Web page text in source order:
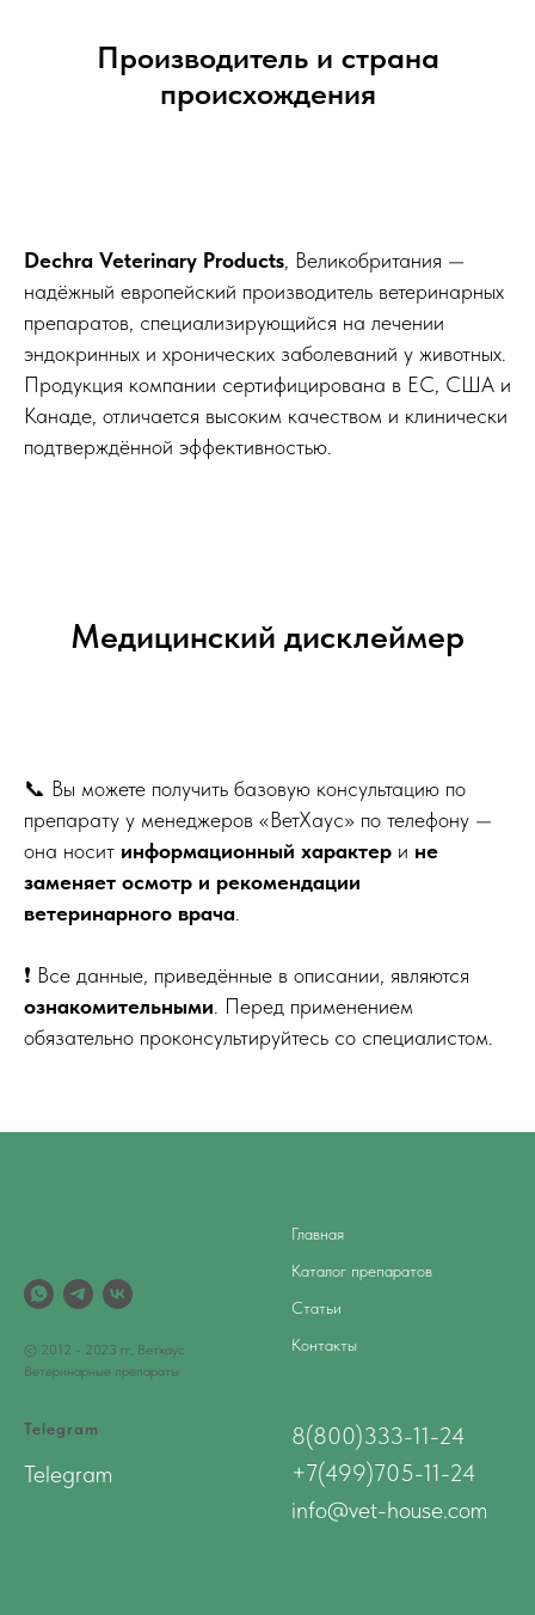
Производитель и страна
происхождения
Dechra Veterinary Products, Великобритания —
надёжный европейский производитель ветеринарных
препаратов, специализирующийся на лечении
эндокринных и хронических заболеваний у животных.
Продукция компании сертифицирована в ЕС, США и
Канаде, отличается высоким качеством и клинически
подтверждённой эффективностью.
Медицинский дисклеймер
📞 Вы можете получить базовую консультацию по
препарату у менеджеров «ВетХаус» по телефону —
она носит информационный характер и не
заменяет осмотр и рекомендации
ветеринарного врача.
❗ Все данные, приведённые в описании, являются
ознакомительными. Перед применением
обязательно проконсультируйтесь со специалистом.
© 2012 - 2023 гг., Ветхаус
Ветеринарные препараты
Главная
Каталог препаратов
Статьи
Контакты
Telegram
Telegram
8(800)333-11-24
+7(499)705-11-24
info@vet-house.com